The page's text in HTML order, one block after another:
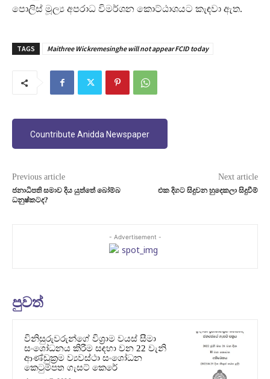
පොලිස් මූල්‍ය අපරාධ විමර්ශන කොට්ඨාශයට කැඳවා ඇත.
TAGS Maithree Wickremesinghe will not appear FCID today
Countribute Anidda Newspaper
Previous article
ජනාධිපති සමාව දිය යුත්තේ බෝම්බ
ධනුෂ්කටද?
Next article
එක දිගට සිදුවන හුදෙකලා සිදුවීම්
- Advertisement -
පුවත්
විනිසුරුවරුන්ගේ විශ්‍රාම වයස් සීමා
සංශෝධනය කිරීම සඳහා වන 22 වැනි
ආණ්ඩුක්‍රම ව්‍යවස්ථා සංශෝධන
කෙටුම්පත ගැසට් කෙරේ